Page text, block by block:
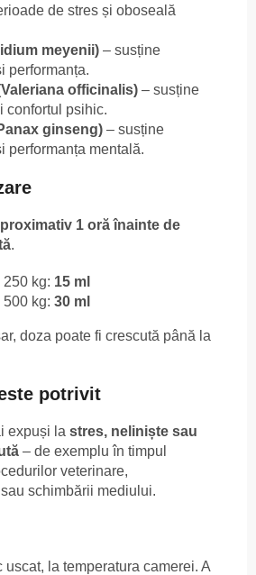
de stres și oboseală
meyenii) – susține
performanța.
officinalis) – susține
confortul psihic.
ginseng) – susține
performanța mentală.
1 oră înainte de
.
kg: 15 ml
kg: 30 ml
doza poate fi crescută până la
potrivit
expuși la stres, neliniște sau
– de exemplu în timpul
veterinare,
schimbării mediului.
uscat, la temperatura camerei. A